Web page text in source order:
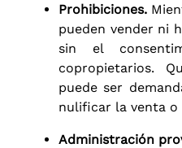
Prohibiciones.
pueden vender ni
sin el
copropietarios.
puede ser
nulificar la venta o
Administración